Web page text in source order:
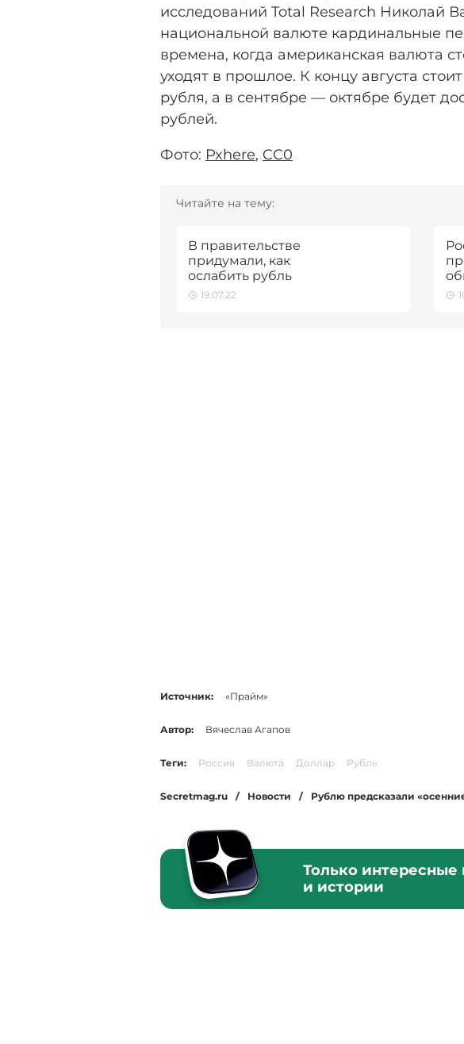
исследований Total Research Николай
национальной валюте кардинальные
времена, когда американская валюта
уходят в прошлое. К концу августа
рубля, а в сентябре — октябре будет
рублей.
Фото: Pxhere, CC0
Читайте на тему:
В правительстве
придумали, как
ослабить рубль
19.07.22
Источник: «Прайм»
Автор: Вячеслав Агапов
Теги: Россия Валюта Доллар Рубль
Secretmag.ru / Новости / Рублю предсказали
Только интересные
и истории